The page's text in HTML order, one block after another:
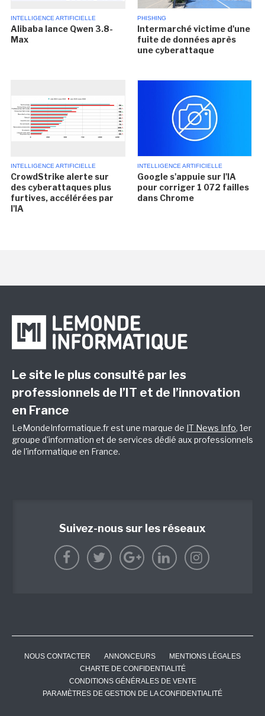
INTELLIGENCE ARTIFICIELLE
Alibaba lance Qwen 3.8-
Max
PHISHING
Intermarché victime d'une
fuite de données après
une cyberattaque
INTELLIGENCE ARTIFICIELLE
CrowdStrike alerte sur
des cyberattaques plus
furtives, accélérées par
l'IA
INTELLIGENCE ARTIFICIELLE
Google s'appuie sur l'IA
pour corriger 1 072 failles
dans Chrome
Le site le plus consulté par les
professionnels de l’IT et de l’innovation
en France
LeMondeInformatique.fr est une marque de IT News Info, 1er
groupe d'information et de services dédié aux professionnels
de l'informatique en France.
Suivez-nous sur les réseaux
NOUS CONTACTER ANNONCEURS
MENTIONS LÉGALES
CHARTE DE CONFIDENTIALITÉ
CONDITIONS GÉNÉRALES DE VENTE
PARAMÈTRES DE GESTION DE LA CONFIDENTIALITÉ